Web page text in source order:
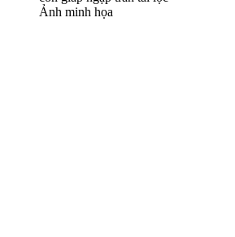
Ảnh minh họa